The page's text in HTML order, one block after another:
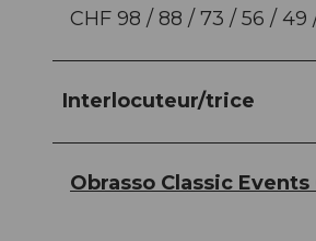
CHF 98 / 88 / 73 / 56 / 49
Interlocuteur/trice
Obrasso Classic Events